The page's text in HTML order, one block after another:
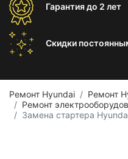
Гарантиядо 2 лет
Скидки
Ремонт Hyundai
Ремонт
Ремонт
Замена стартера